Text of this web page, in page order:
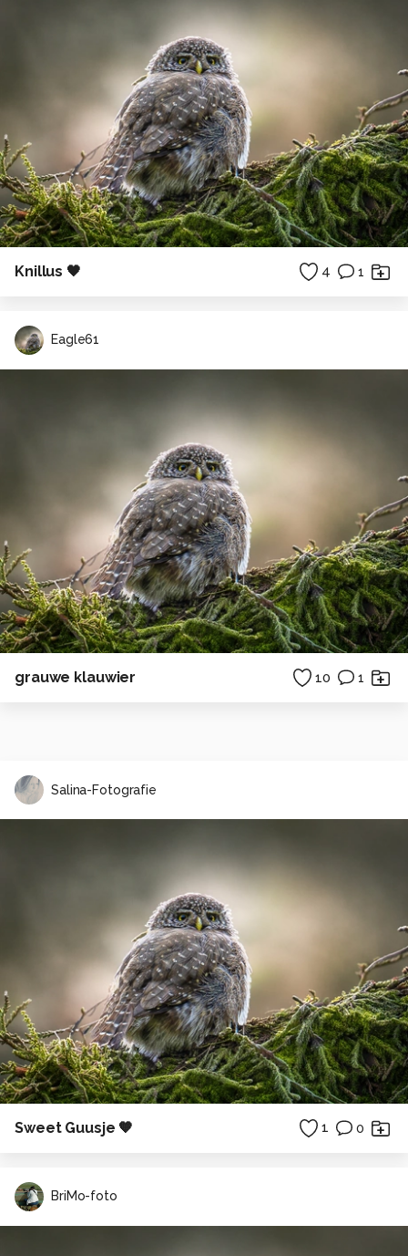
Knillus 🖤 4 1
Eagle61
grauwe klauwier 10 1
Salina-Fotografie
Sweet Guusje 🧡 1 0
BriMo-foto